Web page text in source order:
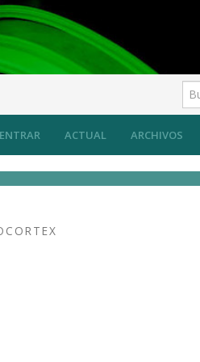
ACTUAL ARCHIVOS
ENTRAR